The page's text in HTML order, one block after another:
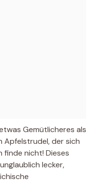
Gemütlicheres als
Apfelstrudel, der sich
finde nicht! Dieses
lecker,